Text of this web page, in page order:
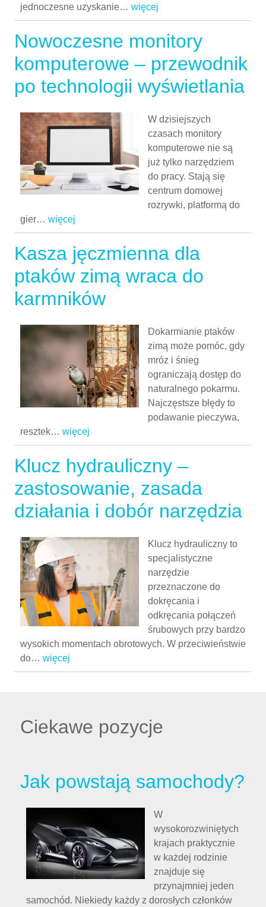
jednoczesne uzyskanie… więcej
Nowoczesne monitory
komputerowe – przewodnik
po technologii wyświetlania
W dzisiejszych
czasach monitory
komputerowe nie są
już tylko narzędziem
do pracy. Stają się
centrum domowej
rozrywki, platformą do
gier… więcej
Kasza jęczmienna dla
ptaków zimą wraca do
karmników
Dokarmianie ptaków
zimą może pomóc, gdy
mróz i śnieg
ograniczają dostęp do
naturalnego pokarmu.
Najczęstsze błędy to
podawanie pieczywa,
resztek… więcej
Klucz hydrauliczny –
zastosowanie, zasada
działania i dobór narzędzia
Klucz hydrauliczny to
specjalistyczne
narzędzie
przeznaczone do
dokręcania i
odkręcania połączeń
śrubowych przy bardzo
wysokich momentach obrotowych. W przeciwieństwie
do… więcej
Ciekawe pozycje
Jak powstają samochody?
W
wysokorozwiniętych
krajach praktycznie
w każdej rodzinie
znajduje się
przynajmniej jeden
samochód. Niekiedy każdy z dorosłych członków